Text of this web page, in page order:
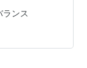
60代、
今朝の体重
カロリー計算
ランス